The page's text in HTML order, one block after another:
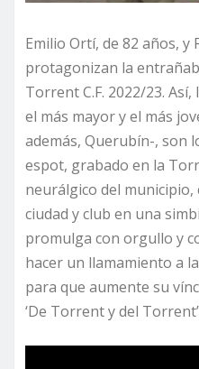
Emilio Ortí, de 82 años, y
protagonizan la
Torrent C.F. 2022/23.
el más mayor y el más
además, Querubín-, son
espot, grabado en la
neurálgico del municipio,
ciudad y club en una
promulga con orgullo y
hacer un llamamiento a
para que aumente su
‘De Torrent y del